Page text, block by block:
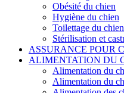
Obésité du chien
Hygiène du chien
Toilettage du chien
Stérilisation et
ASSURANCE POUR
ALIMENTATION DU
Alimentation du
Alimentation du